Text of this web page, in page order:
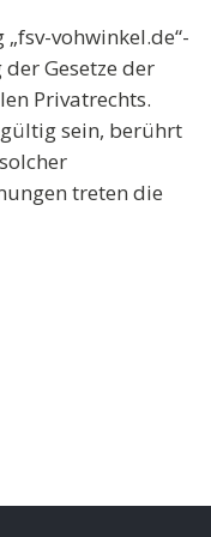
vohwinkel.de“-
Gesetze der
Privatrechts.
sein, berührt
treten die